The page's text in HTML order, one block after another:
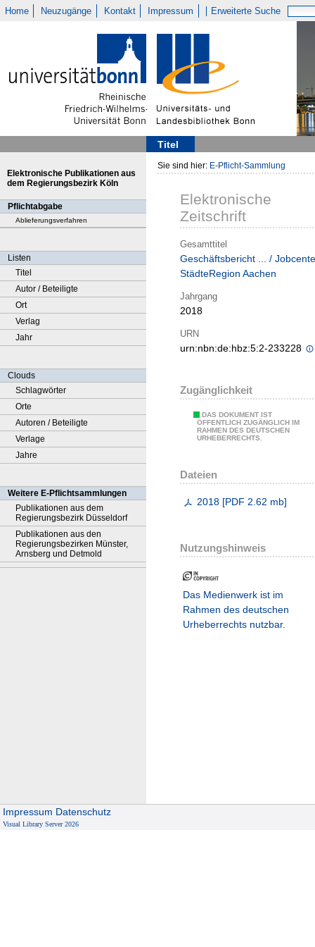
Home Neuzugänge Kontakt Impressum Erweiterte Suche
Titel
Elektronische Publikationen aus
dem Regierungsbezirk Köln
Pflichtabgabe
Ablieferungsverfahren
Listen
Titel
Autor / Beteiligte
Ort
Verlag
Jahr
Clouds
Schlagwörter
Orte
Autoren / Beteiligte
Verlage
Jahre
Weitere E-Pflichtsammlungen
Publikationen aus dem
Regierungsbezirk Düsseldorf
Publikationen aus den
Regierungsbezirken Münster,
Arnsberg und Detmold
Sie sind hier: E-Pflicht-Sammlung
Elektronische
Zeitschrift
Gesamttitel
Geschäftsbericht ... /
StädteRegion Aachen
Jahrgang
2018
URN
urn:nbn:de:hbz:5:2-233228
Zugänglichkeit
DAS DOKUMENT IST
ÖFFENTLICH ZUGÄNGLICH IM
RAHMEN DES DEUTSCHEN
URHEBERRECHTS.
Dateien
2018 [PDF 2.62 mb]
Nutzungshinweis
Das Medienwerk ist im
Rahmen des deutschen
Urheberrechts nutzbar.
Impressum Datenschutz
Visual Library Server 2026